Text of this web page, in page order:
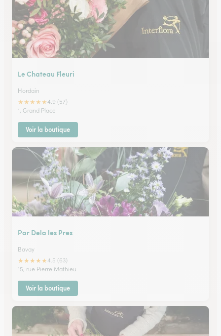
Le Chateau Fleuri
Hordain
★★★★★4.9 (57)
1, Grand Place
Voir la boutique
Par Dela les Pres
Bavay
★★★★★4.5 (63)
15, rue Pierre Mathieu
Voir la boutique